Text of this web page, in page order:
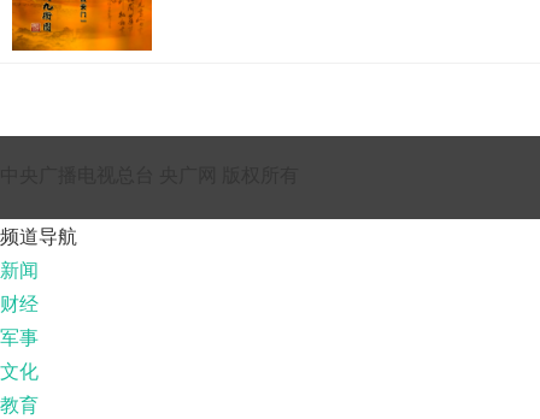
频道导航
新闻
财经
军事
文化
教育